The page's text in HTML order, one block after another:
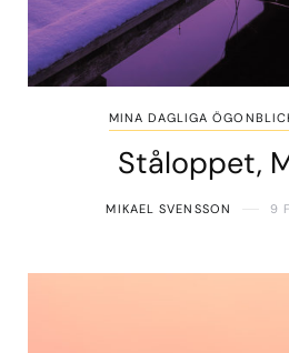
MINA DAGLIGA
Ståloppet,
MIKAEL SVENSSON 9